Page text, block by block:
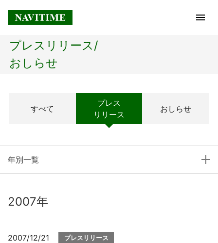
トップページ
経営理念
プレスリリース
プレスリリース/
おしらせ
すべて
プレス
リリース
おしらせ
年別一覧
2007年
2007/12/21 プレスリリース